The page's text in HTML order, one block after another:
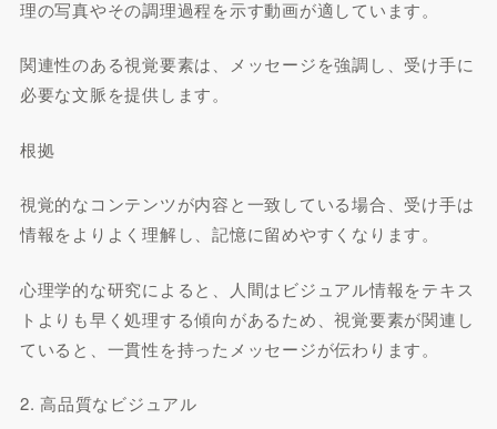
理の写真やその調理過程を示す動画が適しています。
関連性のある視覚要素は、メッセージを強調し、受け手に
必要な文脈を提供します。
根拠
視覚的なコンテンツが内容と一致している場合、受け手は
情報をよりよく理解し、記憶に留めやすくなります。
心理学的な研究によると、人間はビジュアル情報をテキス
トよりも早く処理する傾向があるため、視覚要素が関連し
ていると、一貫性を持ったメッセージが伝わります。
2. 高品質なビジュアル